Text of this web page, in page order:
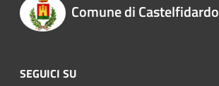
Comune di Castelfidardo
SEGUICI SU